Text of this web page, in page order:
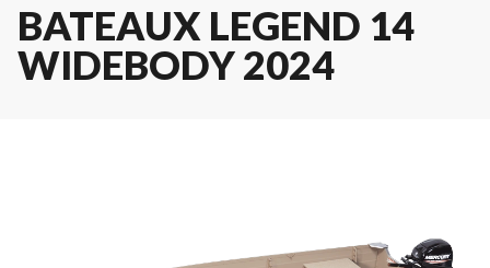
BATEAUX LEGEND 14
WIDEBODY 2024